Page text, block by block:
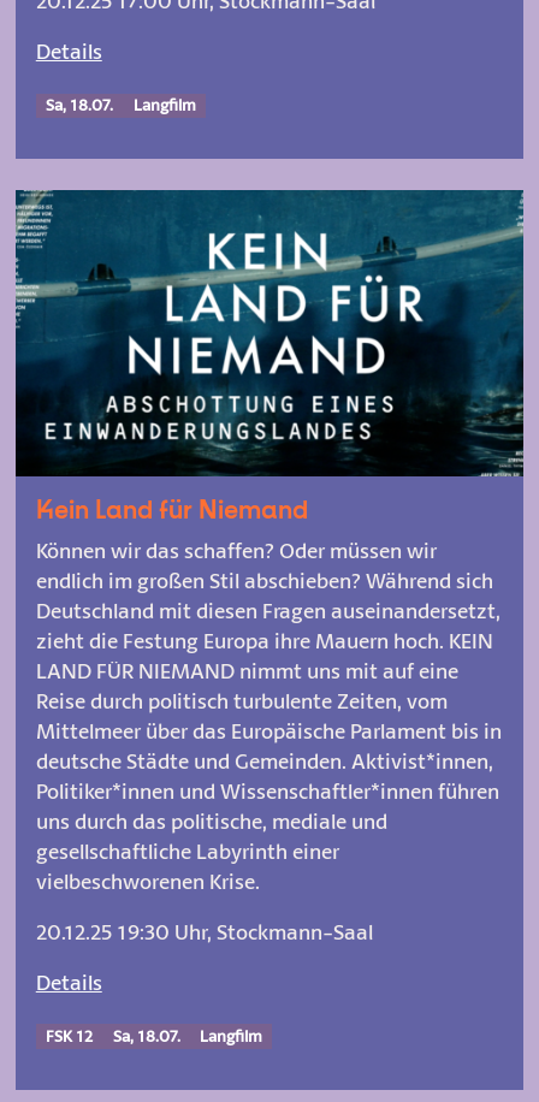
Details
Sa, 18.07. Langfilm
Kein Land für Niemand
Können wir das schaffen? Oder müssen wir
endlich im großen Stil abschieben? Während sich
Deutschland mit diesen Fragen auseinandersetzt,
zieht die Festung Europa ihre Mauern hoch. KEIN
LAND FÜR NIEMAND nimmt uns mit auf eine
Reise durch politisch turbulente Zeiten, vom
Mittelmeer über das Europäische Parlament bis in
deutsche Städte und Gemeinden. Aktivist*innen,
Politiker*innen und Wissenschaftler*innen führen
uns durch das politische, mediale und
gesellschaftliche Labyrinth einer
vielbeschworenen Krise.
20.12.25 19:30 Uhr, Stockmann-Saal
Details
FSK 12 Sa, 18.07. Langfilm